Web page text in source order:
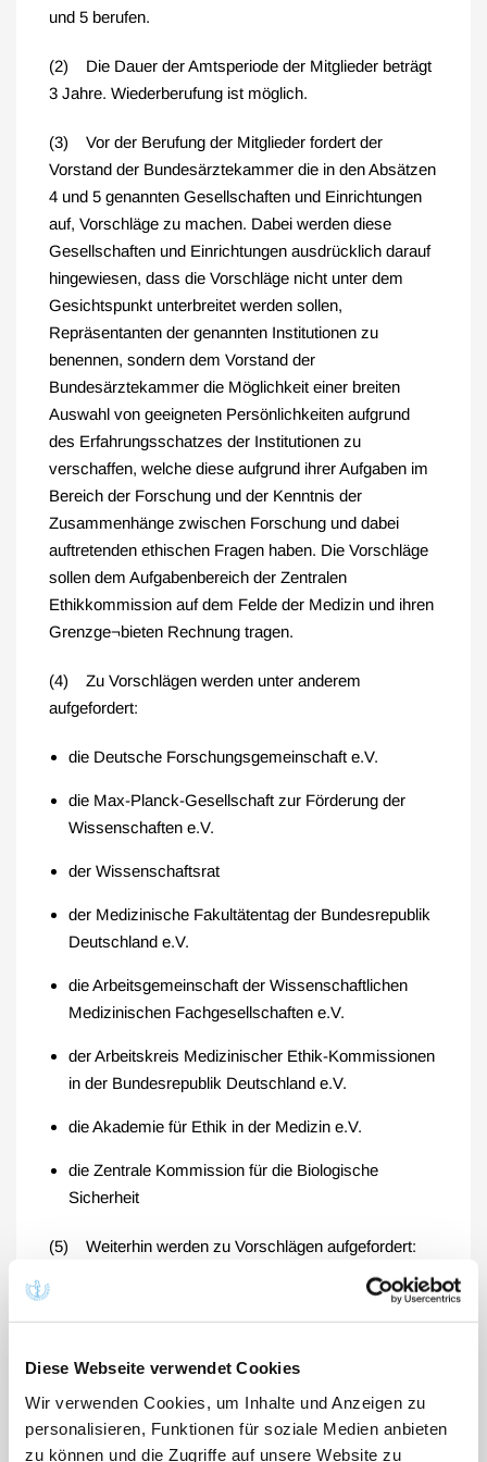
Diese Webseite verwendet Cookies
Wir verwenden Cookies, um Inhalte und Anzeigen zu
personalisieren, Funktionen für soziale Medien anbieten
zu können und die Zugriffe auf unsere Website zu
und 5 berufen.
(2) Die Dauer der Amtsperiode der Mitglieder beträgt
3 Jahre. Wiederberufung ist möglich.
(3) Vor der Berufung der Mitglieder fordert der
Vorstand der Bundesärztekammer die in den Absätzen
4 und 5 genannten Gesellschaften und Einrichtungen
auf, Vorschläge zu machen. Dabei werden diese
Gesellschaften und Einrichtungen ausdrücklich darauf
hingewiesen, dass die Vorschläge nicht unter dem
Gesichtspunkt unterbreitet werden sollen,
Repräsentanten der genannten Institutionen zu
benennen, sondern dem Vorstand der
Bundesärztekammer die Möglichkeit einer breiten
Auswahl von geeigneten Persönlichkeiten aufgrund
des Erfahrungsschatzes der Institutionen zu
verschaffen, welche diese aufgrund ihrer Aufgaben im
Bereich der Forschung und der Kenntnis der
Zusammenhänge zwischen Forschung und dabei
auftretenden ethischen Fragen haben. Die Vorschläge
sollen dem Aufgabenbereich der Zentralen
Ethikkommission auf dem Felde der Medizin und ihren
Grenzge¬bieten Rechnung tragen.
(4) Zu Vorschlägen werden unter anderem
aufgefordert:
die Deutsche Forschungsgemeinschaft e.V.
die Max-Planck-Gesellschaft zur Förderung der
Wissenschaften e.V.
der Wissenschaftsrat
der Medizinische Fakultätentag der Bundesrepublik
Deutschland e.V.
die Arbeitsgemeinschaft der Wissenschaftlichen
Medizinischen Fachgesellschaften e.V.
der Arbeitskreis Medizinischer Ethik-Kommissionen
in der Bundesrepublik Deutschland e.V.
die Akademie für Ethik in der Medizin e.V.
die Zentrale Kommission für die Biologische
Sicherheit
(5) Weiterhin werden zu Vorschlägen aufgefordert:
der Koordinationsrat der Muslime